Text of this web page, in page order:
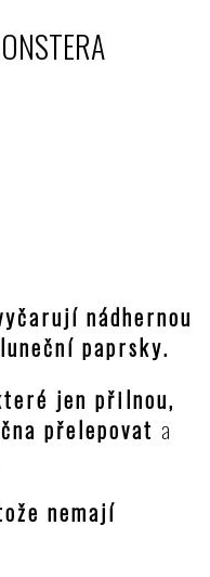
nádhernou
paprsky.
jen přilnou,
přelepovat a
nemají